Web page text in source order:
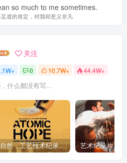
so much to me sometimes.
道的肯定，对我却意义非凡
关注
0 10.7W+ 44.4W+
什么都没有写...
自然，工艺技术纪录片《原子能的希望 Atomic Hope – Inside the Pro-Nuclear Movement》下载